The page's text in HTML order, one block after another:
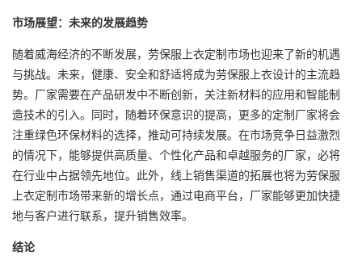
市场展望：未来的发展趋势
随着威海经济的不断发展，劳保服上衣定制市场也迎来了新的机遇
与挑战。未来，健康、安全和舒适将成为劳保服上衣设计的主流趋
势。厂家需要在产品研发中不断创新，关注新材料的应用和智能制
造技术的引入。同时，随着环保意识的提高，更多的定制厂家将会
注重绿色环保材料的选择，推动可持续发展。在市场竞争日益激烈
的情况下，能够提供高质量、个性化产品和卓越服务的厂家，必将
在行业中占据领先地位。此外，线上销售渠道的拓展也将为劳保服
上衣定制市场带来新的增长点，通过电商平台，厂家能够更加快捷
地与客户进行联系，提升销售效率。
结论